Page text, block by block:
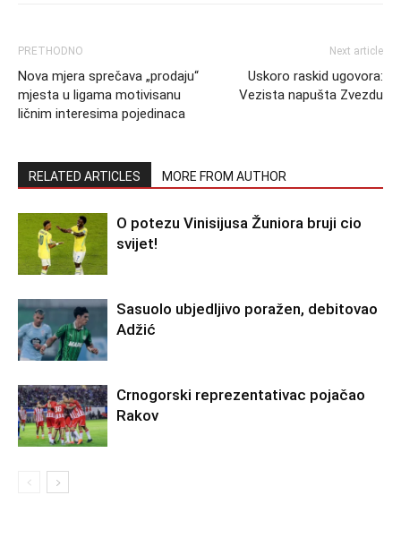
PRETHODNO
Nova mjera sprečava „prodaju“
mjesta u ligama motivisanu
ličnim interesima pojedinaca
Next article
Uskoro raskid ugovora:
Vezista napušta Zvezdu
RELATED ARTICLES MORE FROM AUTHOR
O potezu Vinisijusa Žuniora bruji cio
svijet!
Sasuolo ubjedljivo poražen, debitovao
Adžić
Crnogorski reprezentativac pojačao
Rakov